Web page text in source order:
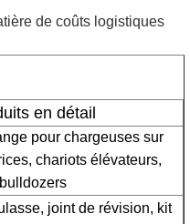
de coûts logistiques
en détail
pour chargeuses sur
chariots élévateurs,
bulldozers
joint de révision, kit